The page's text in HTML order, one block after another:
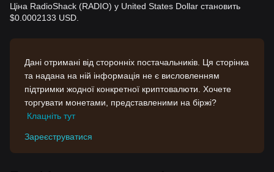
Ціна RadioShack (RADIO) у United States Dollar становить
$0.0002133 USD.
Дані отримані від сторонніх постачальників. Ця сторінка
та надана на ній інформація не є висловленням
підтримки жодної конкретної криптовалюти. Хочете
торгувати монетами, представленими на біржі?
Клацніть тут
Зареєструватися